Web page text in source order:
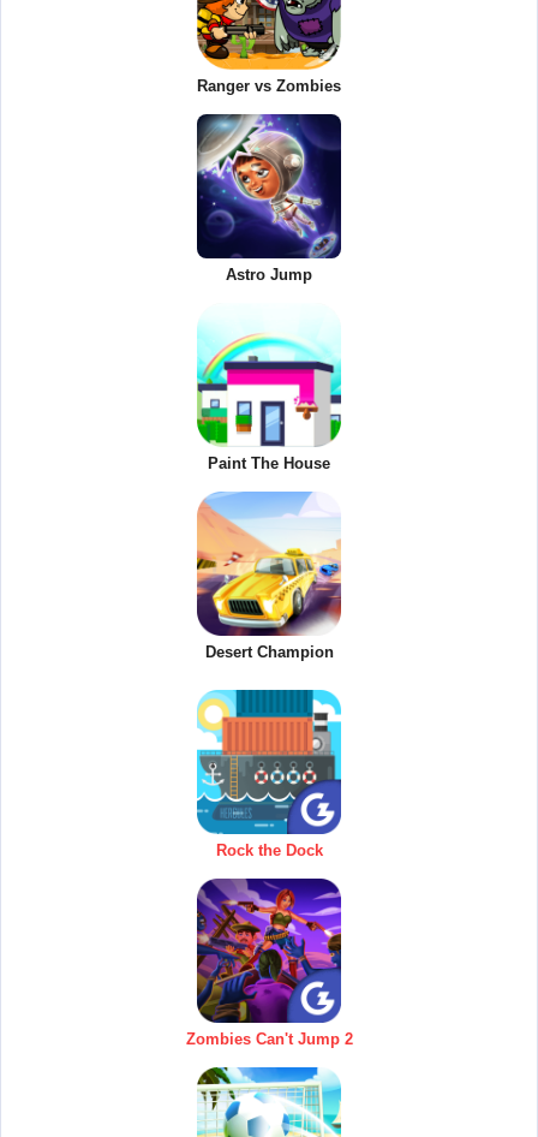
Ranger vs Zombies
Astro Jump
Paint The House
Desert Champion
Rock the Dock
Zombies Can't Jump 2